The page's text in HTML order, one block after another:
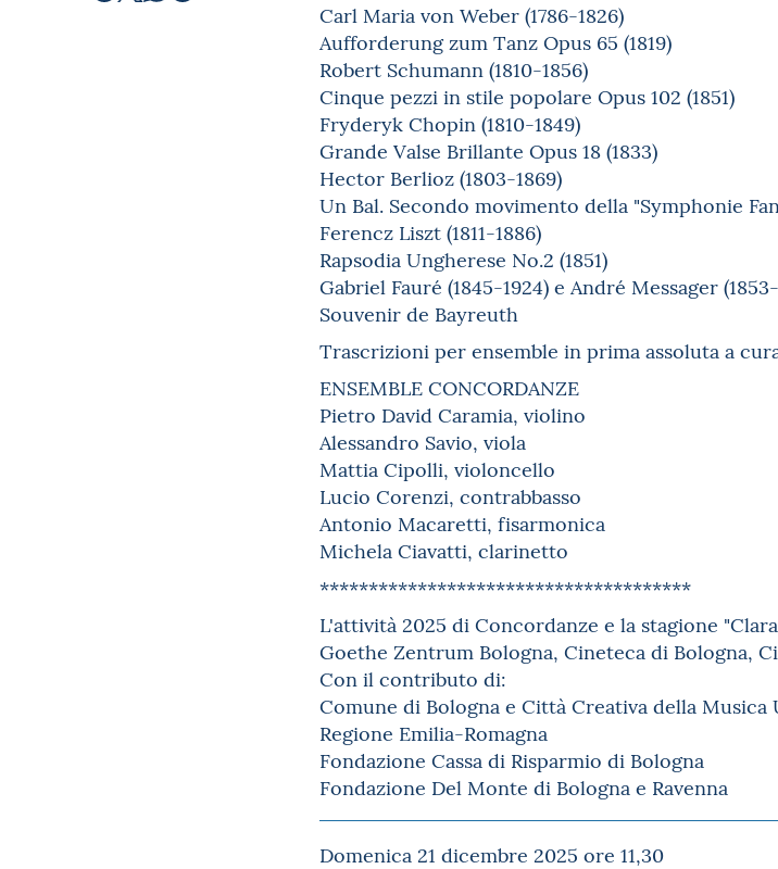
Carl Maria von Weber (1786-1826)
Aufforderung zum Tanz Opus 65 (1819)
Robert Schumann (1810-1856)
Cinque pezzi in stile popolare Opus 102 (1851)
Fryderyk Chopin (1810-1849)
Grande Valse Brillante Opus 18 (1833)
Hector Berlioz (1803-1869)
Un Bal. Secondo movimento della "Symphonie
Ferencz Liszt (1811-1886)
Rapsodia Ungherese No.2 (1851)
Gabriel Fauré (1845-1924) e André Messager
Souvenir de Bayreuth
Trascrizioni per ensemble in prima assoluta a
ENSEMBLE CONCORDANZE
Pietro David Caramia, violino
Alessandro Savio, viola
Mattia Cipolli, violoncello
Lucio Corenzi, contrabbasso
Antonio Macaretti, fisarmonica
Michela Ciavatti, clarinetto
**************************************
L'attività 2025 di Concordanze e la stagione
Goethe Zentrum Bologna, Cineteca di Bologna,
Con il contributo di:
Comune di Bologna e Città Creativa della Musica
Regione Emilia-Romagna
Fondazione Cassa di Risparmio di Bologna
Fondazione Del Monte di Bologna e Ravenna
Domenica 21 dicembre 2025 ore 11,30